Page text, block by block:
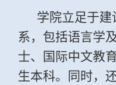
学院立足于
系，包括语言学
士、国际中文教
生本科。同时，